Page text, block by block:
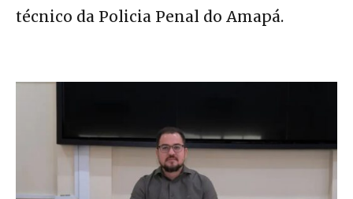
técnico da Policia Penal do Amapá.